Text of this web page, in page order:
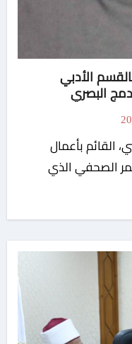
الأدبي
البصري
الصحفي الذي